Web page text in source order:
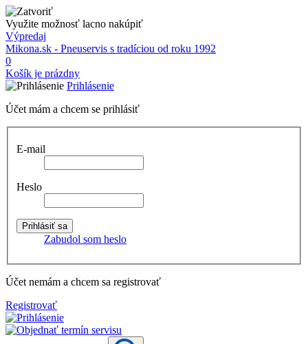
Využite možnosť lacno nakúpiť
Výpredaj
Mikona.sk - Pneuservis s tradíciou od roku 1992
0
Košík je prázdny
Prihlásenie
Účet mám a chcem se prihlásiť
E-mail
Heslo
Zabudol som heslo
Účet nemám a chcem sa registrovať
Registrovať